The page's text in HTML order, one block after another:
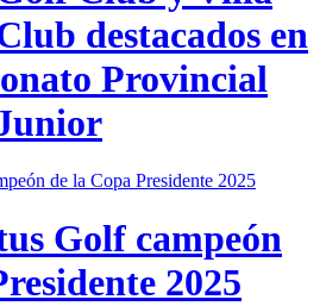
destacados en
Provincial
Golf campeón
2025